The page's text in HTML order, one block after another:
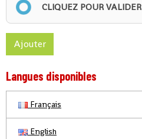
CLIQUEZ POUR VALIDER
Ajouter
Langues disponibles
Français
English